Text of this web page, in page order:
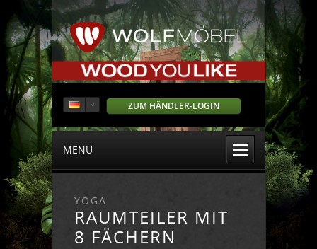
ZUM HÄNDLER-LOGIN
MENU
YOGA
RAUMTEILER MIT
8 FÄCHERN